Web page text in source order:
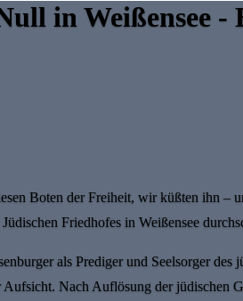
in Weißensee
Boten der Freiheit, wir küßten ihn –
Friedhofes in Weißensee
als Prediger und Seelsorger
Nach Auflösung der jüdischen